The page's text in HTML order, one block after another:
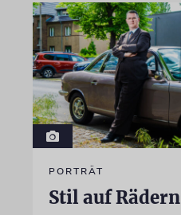
PORTRÄT
Stil auf Rädern